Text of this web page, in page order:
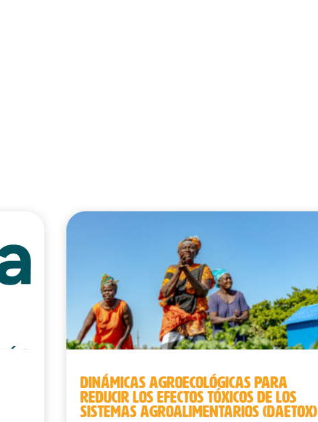
DINÁMICAS AGROECOLÓGICAS PARA
REDUCIR LOS EFECTOS TÓXICOS DE LOS
SISTEMAS AGROALIMENTARIOS (DAETOX)